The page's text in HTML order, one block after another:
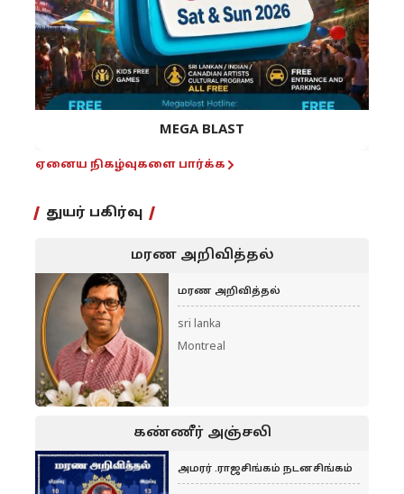
MEGA BLAST
ஏனைய நிகழ்வுகளை பார்க்க
துயர் பகிர்வு
மரண அறிவித்தல்
மரண அறிவித்தல்
sri lanka
Montreal
கண்ணீர் அஞ்சலி
அமரர் .ராஜசிங்கம் நடனசிங்கம்